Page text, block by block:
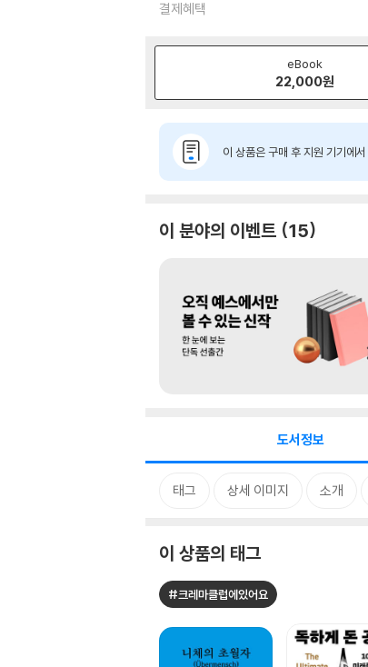
결제혜택
eBook
22,000원
이 상품은 구매 후 지원 기기에서
이 분야의 이벤트 15
도서정보
태그 상세 이미지 소개
이 상품의 태그
#크레마클럽에있어요